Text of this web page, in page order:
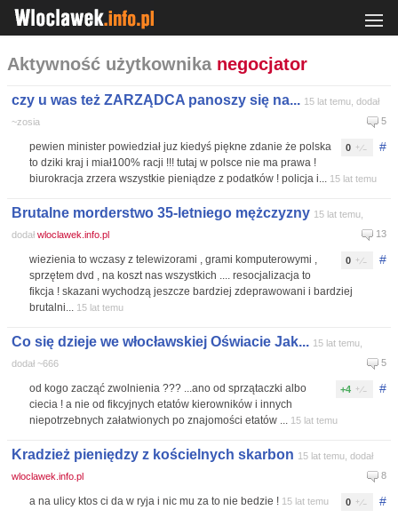
Aktywność użytkownika negocjator
czy u was też ZARZĄDCA panoszy się na... 15 lat temu, dodał
~zosia
5
#
0
pewien minister powiedział juz kiedyś piękne zdanie że polska
to dziki kraj i miał100% racji !!! tutaj w polsce nie ma prawa !
biurokracja zrzera wszystkie pieniądze z podatków ! policja i... 15 lat temu
Brutalne morderstwo 35-letniego mężczyzny 15 lat temu,
dodał wloclawek.info.pl 13
#
0
wiezienia to wczasy z telewizorami , grami komputerowymi ,
sprzętem dvd , na koszt nas wszystkich .... resocjalizacja to
fikcja ! skazani wychodzą jeszcze bardziej zdeprawowani i bardziej
brutalni... 15 lat temu
Co się dzieje we włocławskiej Oświacie Jak... 15 lat temu,
dodał ~666
5
#
+4
od kogo zacząć zwolnienia ??? ...ano od sprzątaczki albo
ciecia ! a nie od fikcyjnych etatów kierowników i innych
niepotrzebnych załatwionych po znajomości etatów ... 15 lat temu
Kradzież pieniędzy z kościelnych skarbon 15 lat temu, dodał
wloclawek.info.pl
8
#
0
a na ulicy ktos ci da w ryja i nic mu za to nie bedzie ! 15 lat temu